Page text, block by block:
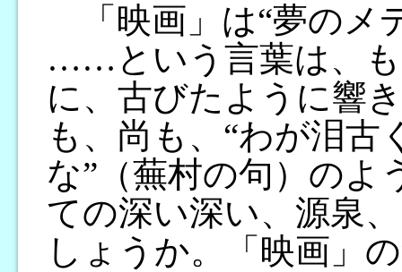
「映画」は“夢のメ
……という言葉は、
に、古びたように響
も、尚も、“わが泪古
な”（蕪村の句）のよ
ての深い深い、源泉
しょうか。「映画」